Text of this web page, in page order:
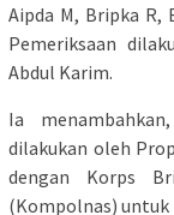
Aipda M, Bripka R,
Pemeriksaan
Abdul Karim.
Ia
dilakukan oleh
dengan Korps
(Kompolnas) untuk